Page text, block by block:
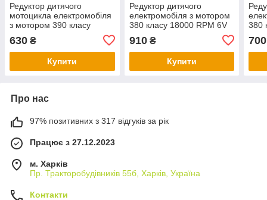
Редуктор дитячого
мотоцикла електромобіля
з мотором 390 класу
630 ₴
Купити
Редуктор дитячого
електромобіля з мотором
380 класу 18000 RPM 6V
910₴
Купити
380
700
Про нас
97% позитивних з 317 відгуків за рік
Працює з 27.12.2023
м. Харків
Пр. Тракторобудiвникiв 55б, Харків, Україна
Контакти